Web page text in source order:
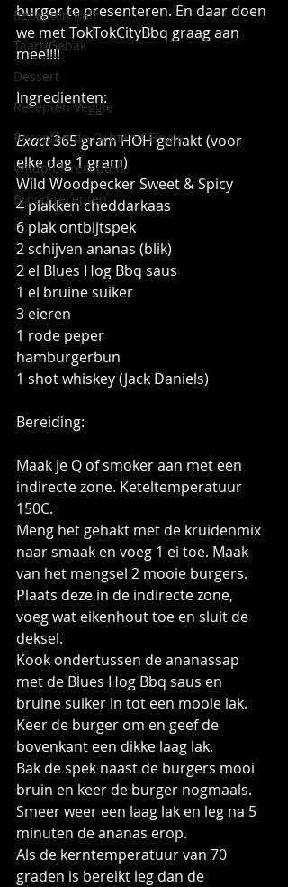
Recepten Kalf
Taart/Gebak
Dessert
Recepten Veggie
Recepten de Ochtend Finale
Wildpluk recepten
Brood recepten
burger te presenteren. En daar doen
we met TokTokCityBbq graag aan
mee!!!!
Ingredienten:
Exact 365 gram HOH gehakt (voor
elke dag 1 gram)
Wild Woodpecker Sweet & Spicy
4 plakken cheddarkaas
6 plak ontbijtspek
2 schijven ananas (blik)
2 el Blues Hog Bbq saus
1 el bruine suiker
3 eieren
1 rode peper
hamburgerbun
1 shot whiskey (Jack Daniels)
Bereiding:
Maak je Q of smoker aan met een
indirecte zone. Keteltemperatuur
150C.
Meng het gehakt met de kruidenmix
naar smaak en voeg 1 ei toe. Maak
van het mengsel 2 mooie burgers.
Plaats deze in de indirecte zone,
voeg wat eikenhout toe en sluit de
deksel.
Kook ondertussen de ananassap
met de Blues Hog Bbq saus en
bruine suiker in tot een mooie lak.
Keer de burger om en geef de
bovenkant een dikke laag lak.
Bak de spek naast de burgers mooi
bruin en keer de burger nogmaals.
Smeer weer een laag lak en leg na 5
minuten de ananas erop.
Als de kerntemperatuur van 70
graden is bereikt leg dan de